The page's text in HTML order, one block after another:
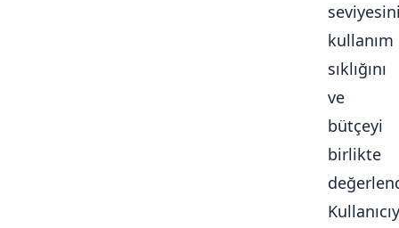
kullanım
sıklığını
ve
bütçeyi
birlikte